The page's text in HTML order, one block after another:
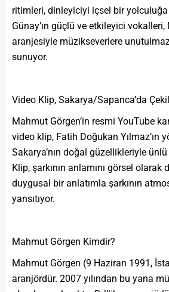
ritimleri, dinleyiciyi içsel bir yolculuğa
Günay’ın güçlü ve etkileyici vokalleri,
aranjesiyle müzikseverlere
sunuyor.
Video Klip, Sakarya/Sapanca’da
Mahmut Görgen’in resmi YouTube
video klip, Fatih Doğukan Yılmaz’ın
Sakarya’nın doğal güzellikleriyle
Klip, şarkının anlamını görsel
duygusal bir anlatımla şarkının
yansıtıyor.
Mahmut Görgen Kimdir?
Mahmut Görgen (9 Haziran 1991,
aranjördür. 2007 yılından bu yana